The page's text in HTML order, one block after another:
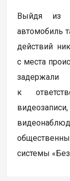
Выйдя из
автомобиль
действий
с места
к
системы